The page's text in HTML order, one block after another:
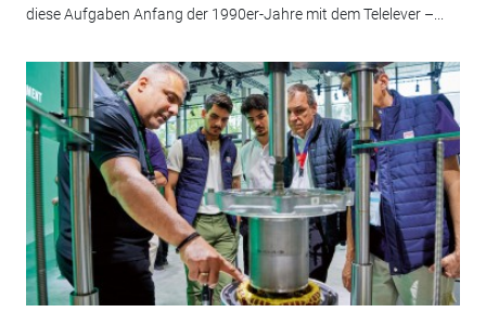
diese Aufgaben Anfang der 1990er-Jahre mit dem Telelever –...